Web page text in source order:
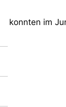
konnten im